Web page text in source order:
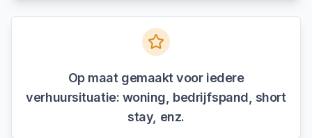
Op maat gemaakt voor iedere
verhuursituatie: woning, bedrijfspand, short
stay, enz.